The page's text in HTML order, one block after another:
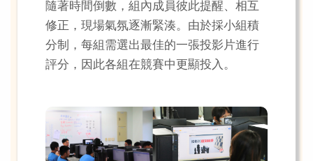
隨著時間倒數，組內成員彼此提醒、相互
修正，現場氣氛逐漸緊湊。由於採小組積
分制，每組需選出最佳的一張投影片進行
評分，因此各組在競賽中更顯投入。